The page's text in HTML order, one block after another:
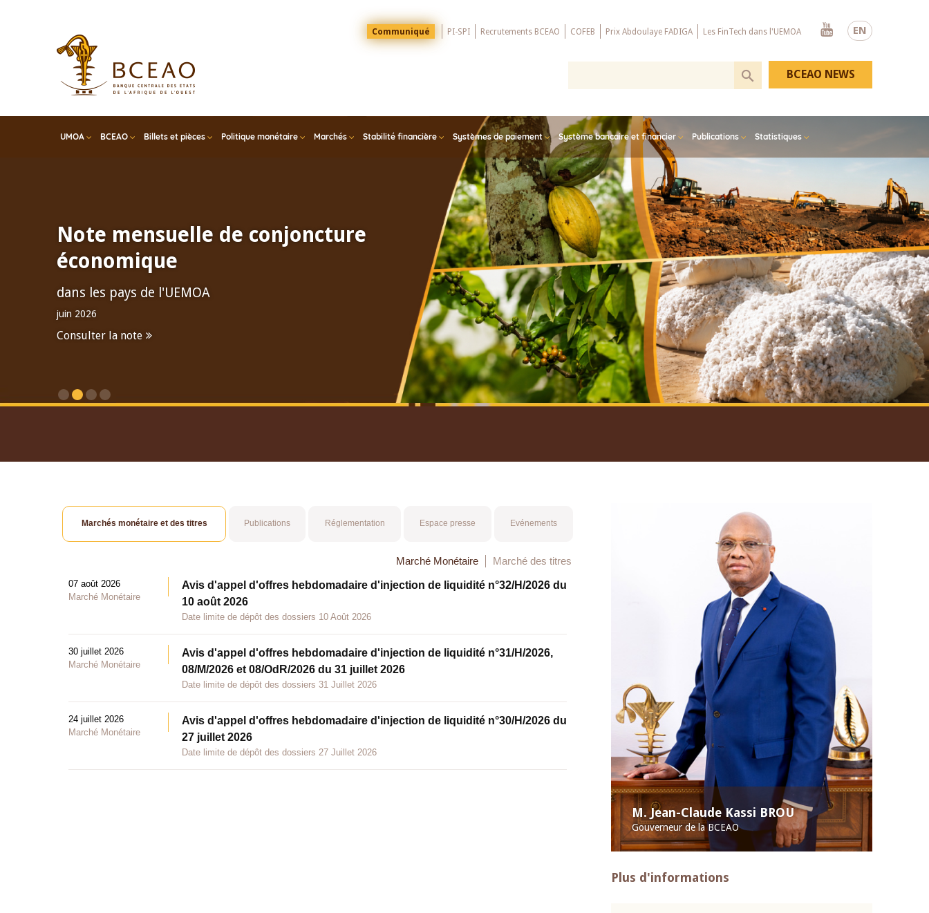
EN
Menu
Top
Communiqué PI-SPI Recrutements BCEAO COFEB Prix Abdoulaye FADIGA Les FinTech dans l'UEMOA
Youtube
UMOA BCEAO Billets et pièces Politique monétaire Marchés Stabilité financière Systèmes de paiement Système bancaire et financier Publications Statistiques
BCEAO NEWS
Note mensuelle de conjoncture
économique
dans les pays de l'UEMOA
juin 2026
Consulter la note
M. Jean-Claude Kassi BROU
Gouverneur de la BCEAO
Plus d'informations
Marchés monétaire et des titres Publications Réglementation Espace presse Evénements
Marché Monétaire Marché des titres
07 août 2026
Marché Monétaire
Avis d'appel d'offres hebdomadaire d'injection de liquidité n°32/H/2026 du
10 août 2026
Date limite de dépôt des dossiers 10 Août 2026
30 juillet 2026
Marché Monétaire
Avis d'appel d'offres hebdomadaire d'injection de liquidité n°31/H/2026,
08/M/2026 et 08/OdR/2026 du 31 juillet 2026
Date limite de dépôt des dossiers 31 Juillet 2026
24 juillet 2026
Marché Monétaire
Avis d'appel d'offres hebdomadaire d'injection de liquidité n°30/H/2026 du
27 juillet 2026
Date limite de dépôt des dossiers 27 Juillet 2026